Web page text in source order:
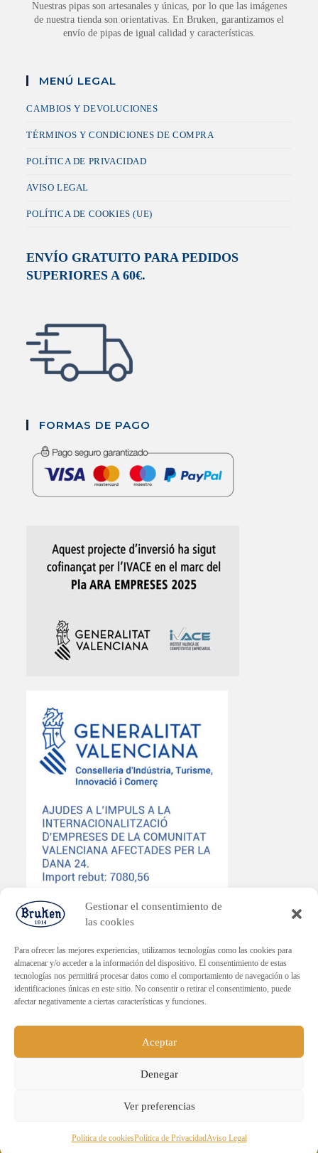
Gestionar el consentimiento de
las cookies
Para ofrecer las mejores experiencias, utilizamos tecnologías como las cookies para
almacenar y/o acceder a la información del dispositivo. El consentimiento de estas
tecnologías nos permitirá procesar datos como el comportamiento de navegación o las
identificaciones únicas en este sitio. No consentir o retirar el consentimiento, puede
afectar negativamente a ciertas características y funciones.
Aceptar
Denegar
Ver preferencias
Política de cookiesPolítica de PrivacidadAviso Legal
Nuestras pipas son artesanales y únicas, por lo que las imágenes
de nuestra tienda son orientativas. En Bruken, garantizamos el
envío de pipas de igual calidad y características.
MENÚ LEGAL
CAMBIOS Y DEVOLUCIONES
TÉRMINOS Y CONDICIONES DE COMPRA
POLÍTICA DE PRIVACIDAD
AVISO LEGAL
POLÍTICA DE COOKIES (UE)
ENVÍO GRATUITO PARA PEDIDOS
SUPERIORES A 60€.
FORMAS DE PAGO
PLAN ENDAVANT
Subvenció dirigida a la reactivació econòmica en els municipis
Import rebut: 30.000€
reservados.